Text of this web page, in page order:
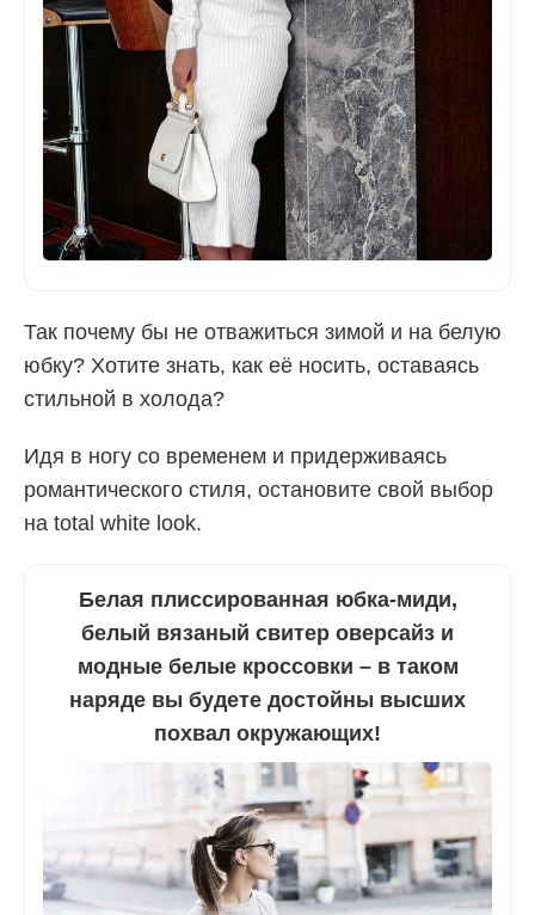
Так почему бы не отважиться зимой и на белую
юбку? Хотите знать, как её носить, оставаясь
стильной в холода?
Идя в ногу со временем и придерживаясь
романтического стиля, остановите свой выбор
на total white look.
Белая плиссированная юбка-миди,
белый вязаный свитер оверсайз и
модные белые кроссовки – в таком
наряде вы будете достойны высших
похвал окружающих!